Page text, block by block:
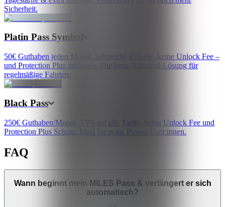
Sicherheit.
Platin Pass Symbol
50€ Guthaben jeden Monat, zahlreiche Rabatte, keine Unlock Fee –
und Protection Plus inklusive. Die beste Allround-Lösung für
regelmäßige Fahrten.
Black Pass
250€ Guthaben/Monat, 15% auf alle Tarife, keine Unlock Fee und
Protection Plus Schutz. Ideal für echte Power-User:innen.
FAQ
Wann beginnt mein MILES Pass & verlängert er sich
automatisch?